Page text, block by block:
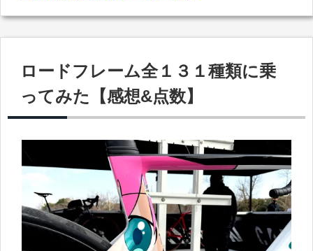
ロードフレーム全１３１種類に乗
ってみた【感想&点数】